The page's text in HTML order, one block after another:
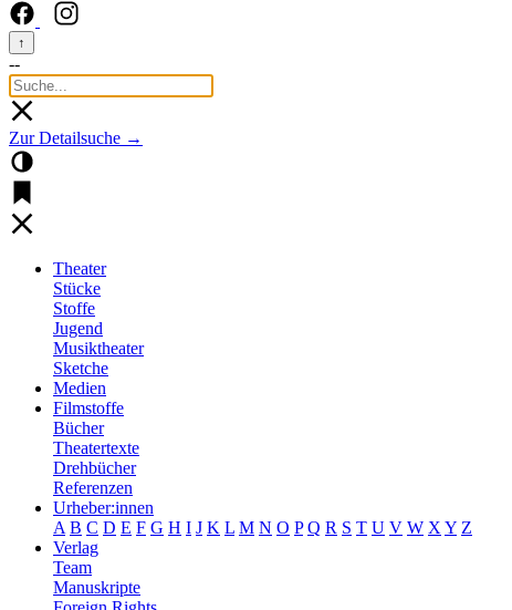
↑
--
Zur Detailsuche →
Theater
Stücke
Stoffe
Jugend
Musiktheater
Sketche
Medien
Filmstoffe
Bücher
Theatertexte
Drehbücher
Referenzen
Urheber:innen
A B C D E F G H I J K L M N O P Q R S T U V W X Y Z
Verlag
Team
Manuskripte